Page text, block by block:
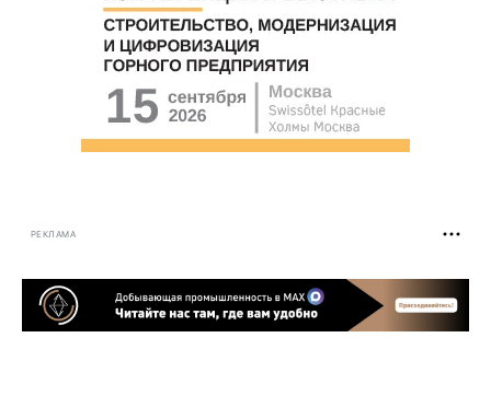
РЕКЛАМА